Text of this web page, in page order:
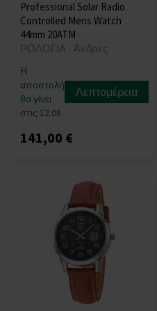
Professional Solar Radio
Controlled Mens Watch
44mm 20ATM
ΡΟΛΟΓΙΑ - Άνδρες
Η
αποστολή
θα γίνει
στις 12.08.
Λεπτομέρεια
141,00 €